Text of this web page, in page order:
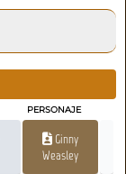
PERSONAJE
Ginny
Weasley